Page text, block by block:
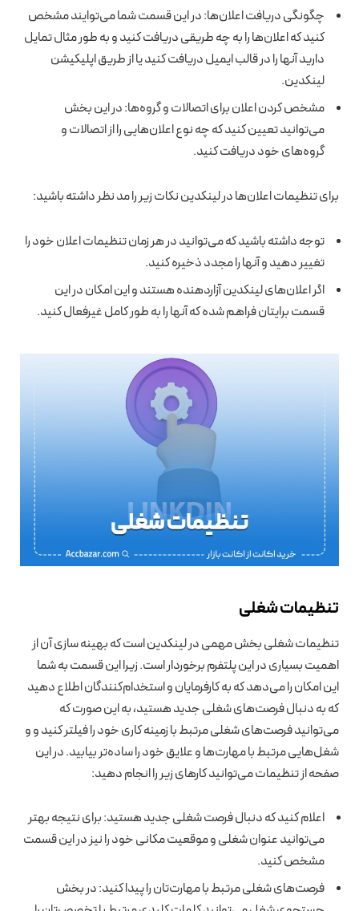
چگونگی دریافت اعلان‌ها: در این قسمت شما می‌توایند مشخص
کنید که اعلان‌ها را به چه طریقی دریافت کنید و به طور مثال تمایل
دارید آنها را در قالب ایمیل دریافت کنید یا از طریق اپلیکیشن
لینکدین.
مشخص کردن اعلان برای اتصالات و گروه‌ها: در این بخش
می‌توانید تعیین کنید که چه نوع اعلان‌هایی را از اتصالات و
گروه‌های خود دریافت کنید.
برای تنظیمات اعلان‌ها در لینکدین نکات زیر را مد نظر داشته باشید:
توجه داشته باشید که می‌توانید در هر زمان تنظیمات اعلان خود را
تغییر دهید و آنها را مجدد ذخیره کنید.
اگر اعلان‌های لینکدین آزاردهنده هستند و این امکان در این
قسمت برایتان فراهم شده که آنها را به طور کامل غیرفعال کنید.
تنظیمات شغلی
تنظیمات شغلی بخش مهمی در لینکدین است که بهینه سازی آن از
اهمیت بسیاری در این پلتفرم برخوردار است. زیرا این قسمت به شما
این امکان را می‌دهد که به کارفرمایان و استخدام‌کنندگان اطلاع دهید
که به دنبال فرصت‌های شغلی جدید هستید، به این صورت که
می‌توانید فرصت‌های شغلی مرتبط با زمینه کاری خود را فیلتر کنید و و
شغل‌هایی مرتبط با مهارت‌ها و علایق خود را ساده‌تر بیابید. در این
صفحه از تنظیمات می‌توانید کارهای زیر را انجام دهید:
اعلام کنید که دنبال فرصت شغلی جدید هستید: برای نتیجه بهتر
می‌توانید عنوان شغلی و موقعیت مکانی خود را نیز در این قسمت
مشخص کنید.
فرصت‌های شغلی مرتبط با مهارت‌تان را پیدا کنید: در بخش